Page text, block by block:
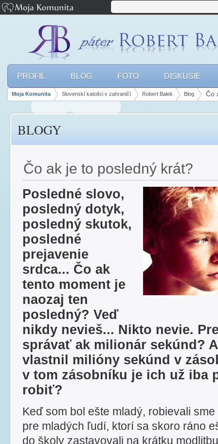
PROFIL BLOG FOTO DISKUSIE
panely, lišty
Moja Komunita Slovenskí katolíci v zahraničí Robert Balek Blog Čo
BLOGY
Čo ak je to posledný krát?
Posledné slovo,
posledný dotyk,
posledný skutok,
posledné
prejavenie
srdca... Čo ak
tento moment je
naozaj ten
posledný? Veď
nikdy nevieš... Nikto nevie.
správať ak milionár sekúnd?
vlastnil milióny sekúnd v
v tom zásobníku je ich už iba
robiť?
Keď som bol ešte mladý, robievali
pre mladých ľudí, ktorí sa skoro ráno
do školy zastavovali na krátku